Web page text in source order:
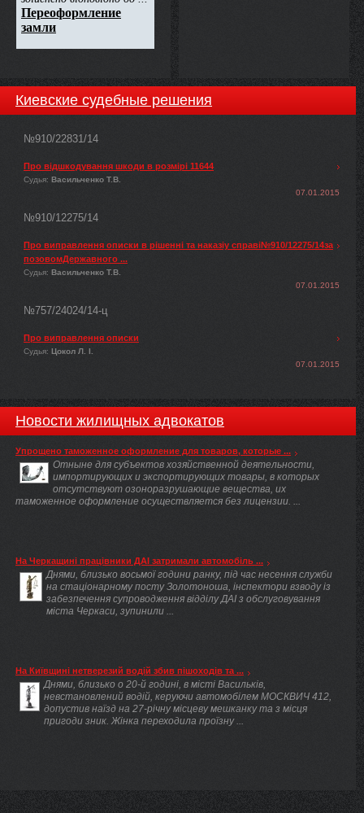
Киевские судебные решения
№910/22831/14
Про відшкодування шкоди в розмірі 11644
Судья: Васильченко Т.В.
07.01.2015
№910/12275/14
Про виправлення описки в рішенні та наказіу справі№910/12275/14за
позовомДержавного ...
Судья: Васильченко Т.В.
07.01.2015
№757/24024/14-ц
Про виправлення описки
Судья: Цокол Л. І.
07.01.2015
Новости жилищных адвокатов
Упрощено таможенное оформление для товаров, которые ...
Отныне для субъектов хозяйственной деятельности,
импортирующих и экспортирующих товары, в которых
отсутствуют озоноразрушающие вещества, их
таможенное оформление осуществляется без лицензии. ...
На Черкащині працівники ДАІ затримали автомобіль ...
Днями, близько восьмої години ранку, під час несення служби
на стаціонарному посту Золотоноша, інспектори взводу із
забезпечення супроводження відділу ДАІ з обслуговування
міста Черкаси, зупинили ...
На Київщині нетверезий водій збив пішоходів та ...
Днями, близько о 20-й годині, в місті Васильків,
невстановлений водій, керуючи автомобілем МОСКВИЧ 412,
допустив наїзд на 27-річну місцеву мешканку та з місця
пригоди зник. Жінка переходила проїзну ...